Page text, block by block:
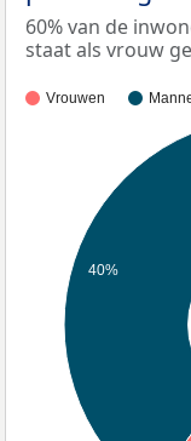
60% van de
staat als vrouw
Vrouwen
40%